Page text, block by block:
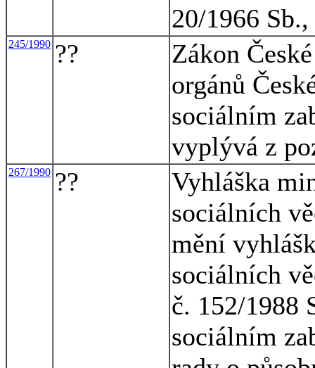
20/1966
245/1990 ??
Zákon
orgánů
sociálním
vyplývá z
267/1990 ??
Vyhláška
sociálních
mění
sociálních
č. 152/1988
sociálním